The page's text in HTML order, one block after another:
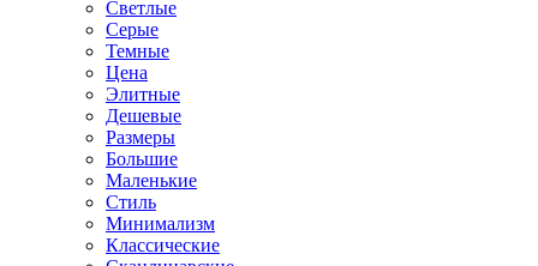
Светлые
Серые
Темные
Цена
Элитные
Дешевые
Размеры
Большие
Маленькие
Стиль
Минимализм
Классические